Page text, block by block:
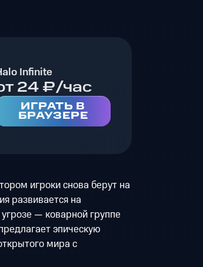
Infinite
24 ₽/час
ИГРАТЬ В
БРАУЗЕРЕ
игроки снова берут на
развивается на
— коварной группе
эпическую
мира с